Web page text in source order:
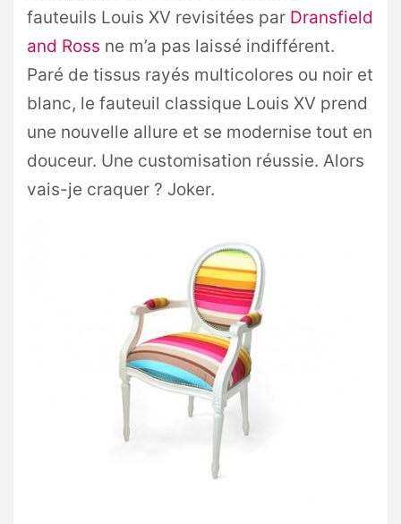
fauteuils Louis XV revisitées par Dransfield
and Ross ne m’a pas laissé indifférent.
Paré de tissus rayés multicolores ou noir et
blanc, le fauteuil classique Louis XV prend
une nouvelle allure et se modernise tout en
douceur. Une customisation réussie. Alors
vais-je craquer ? Joker.